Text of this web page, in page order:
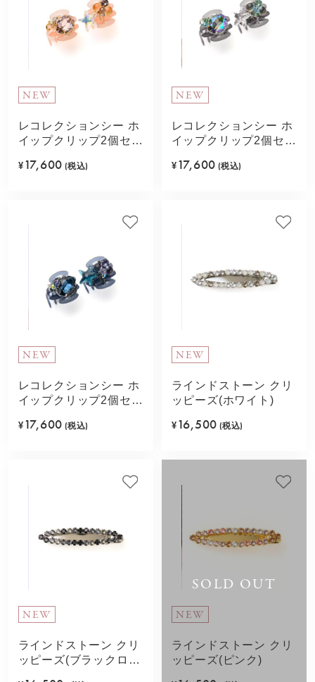
NEW
レコレクションシー ホ
イップクリップ2個セッ
¥ 17,600 (税込)
NEW
レコレクションシー ホ
イップクリップ2個セッ
¥ 17,600 (税込)
NEW
レコレクションシー ホ
イップクリップ2個セッ
¥ 17,600 (税込)
NEW
ラインドストーン クリ
ッピーズ(ホワイト)
¥ 16,500 (税込)
NEW
ラインドストーン クリ
ッピーズ(ブラックロジ
SOLD OUT
NEW
ラインドストーン クリ
ッピーズ(ピンク)